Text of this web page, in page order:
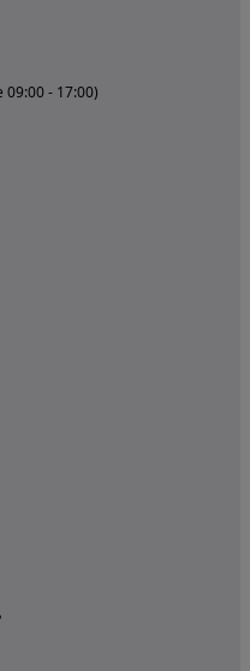
09:00 - 17:00)